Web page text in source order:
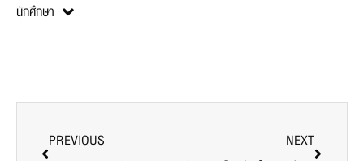
นักศึกษา
PREVIOUS
NEXT